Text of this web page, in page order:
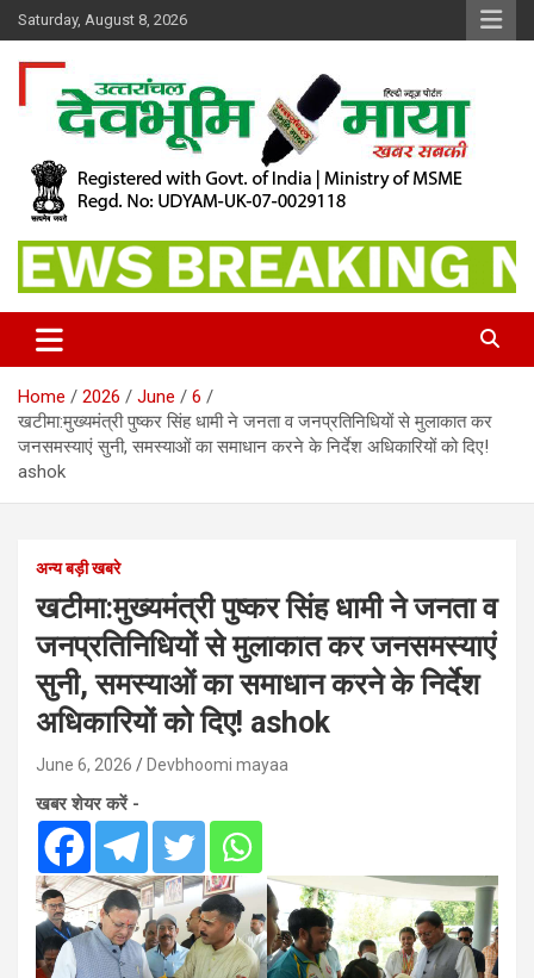
Skip
to
content
Saturday, August 8, 2026
Dev Bhoomi Maya
Home 2026 June
6
खटीमा:मुख्यमंत्री पुष्कर सिंह धामी ने जनता व जनप्रतिनिधियों से मुलाकात कर
जनसमस्याएं सुनी, समस्याओं का समाधान करने के निर्देश अधिकारियों को दिए!
ashok
अन्य बड़ी खबरे
खटीमा:मुख्यमंत्री पुष्कर सिंह धामी ने जनता व
जनप्रतिनिधियों से मुलाकात कर जनसमस्याएं
सुनी, समस्याओं का समाधान करने के निर्देश
अधिकारियों को दिए! ashok
June 6, 2026 Devbhoomi mayaa
खबर शेयर करें -